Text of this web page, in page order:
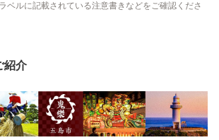
ベルに記載されている注意書きなどをご確認くださ
紹介